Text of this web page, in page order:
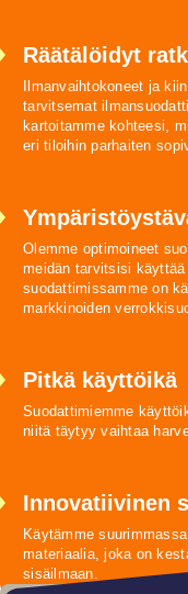
Räätälöidyt
Ilmanvaihtokoneet ja
tarvitsemat
kartoitamme kohteesi,
eri tiloihin parhaiten
Olemme optimoineet
meidän tarvitsisi
suodattimissamme on
markkinoiden
Pitkä käyttöikä
Suodattimiemme
niitä täytyy vaihtaa
Innovatiivinen
Käytämme
materiaalia, joka on
sisäilmaan.